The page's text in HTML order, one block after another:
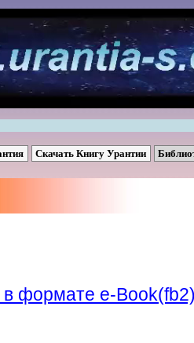
Скачать Книгу Урантии
в формате e-